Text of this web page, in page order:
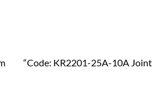
KR2201-25A-10A Joint